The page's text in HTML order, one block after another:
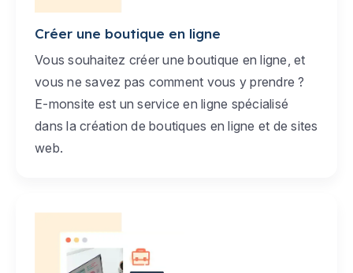
Créer une boutique en ligne
Vous souhaitez créer une boutique en ligne, et
vous ne savez pas comment vous y prendre ?
E-monsite est un service en ligne spécialisé
dans la création de boutiques en ligne et de sites
web.